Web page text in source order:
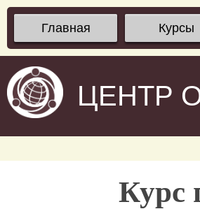
Главная Курсы
ЦЕНТР
Курс